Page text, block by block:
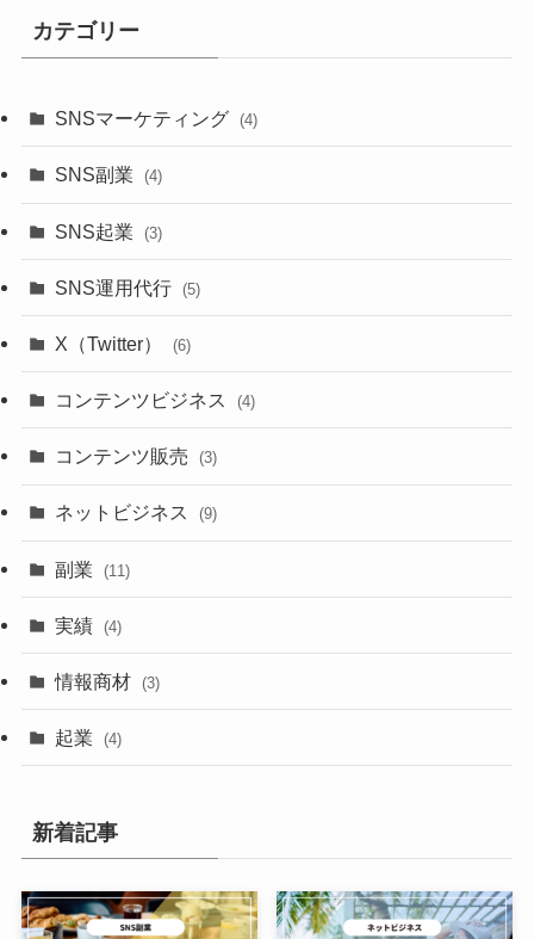
カテゴリー
SNSマーケティング (4)
SNS副業 (4)
SNS起業 (3)
SNS運用代行 (5)
X（Twitter） (6)
コンテンツビジネス (4)
コンテンツ販売 (3)
ネットビジネス (9)
副業 (11)
実績 (4)
情報商材 (3)
起業 (4)
新着記事